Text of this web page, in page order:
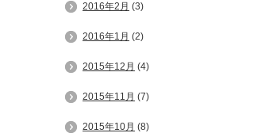
2016年2月 (3)
2016年1月 (2)
2015年12月 (4)
2015年11月 (7)
2015年10月 (8)